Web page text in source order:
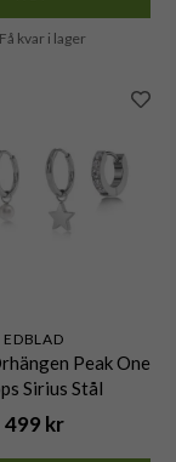
kvar i lager
EDBLAD
Peak One
Sirius Stål
499 kr